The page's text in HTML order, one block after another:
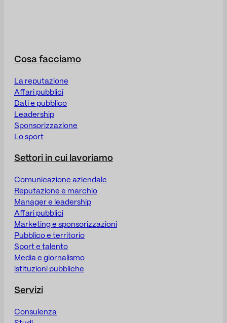
Cosa facciamo
La reputazione
Affari pubblici
Dati e pubblico
Leadership
Sponsorizzazione
Lo sport
Settori in cui lavoriamo
Comunicazione aziendale
Reputazione e marchio
Manager e leadership
Affari pubblici
Marketing e sponsorizzazioni
Pubblico e territorio
Sport e talento
Media e giornalismo
istituzioni pubbliche
Servizi
Consulenza